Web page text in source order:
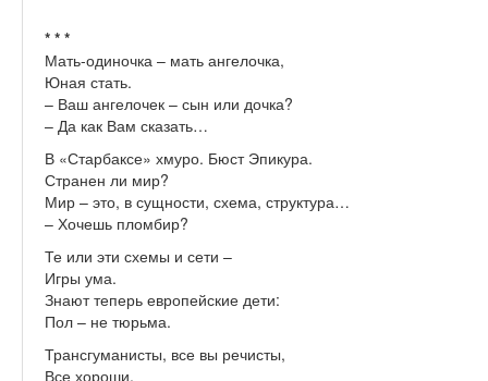
* * *
Мать-одиночка – мать ангелочка,
Юная стать.
– Ваш ангелочек – сын или дочка?
– Да как Вам сказать…
В «Старбаксе» хмуро. Бюст Эпикура.
Странен ли мир?
Мир – это, в сущности, схема, структура…
– Хочешь пломбир?
Те или эти схемы и сети –
Игры ума.
Знают теперь европейские дети:
Пол – не тюрьма.
Трансгуманисты, все вы речисты,
Все хороши.